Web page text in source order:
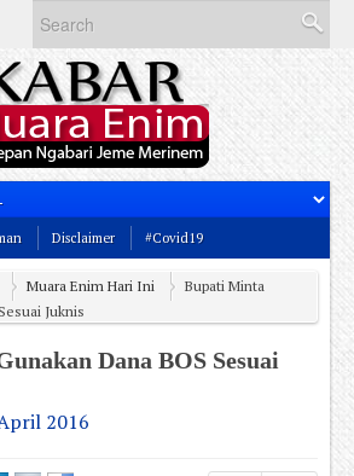
Disclaimer #Covid19
Muara Enim Hari Ini
Bupati Minta
Juknis
Dana BOS Sesuai
2016